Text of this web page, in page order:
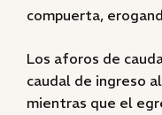
compuerta,
Los aforos de
caudal de ingreso
mientras que el